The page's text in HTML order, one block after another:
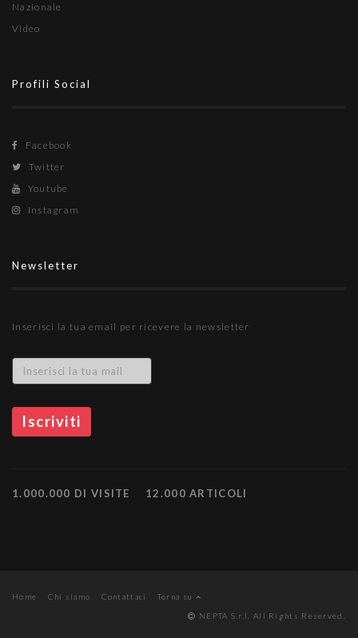
Nazionale
Video
Profili Social
Facebook
Twitter
Youtube
Instagram
Newsletter
Inserisci la tua email per ricevere la newsletter
1.000.000 DI VISITE 12.000 ARTICOLI
Home Chi siamo Contattaci
Torna su
NEPTA S.r.l. All Rights Reserved.